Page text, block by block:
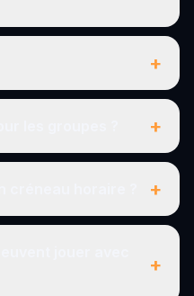
+
+
+
+